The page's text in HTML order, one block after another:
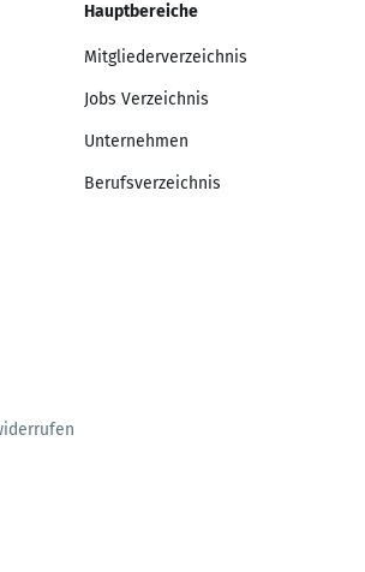
Hauptbereiche
Mitgliederverzeichnis
Jobs Verzeichnis
Unternehmen
Berufsverzeichnis